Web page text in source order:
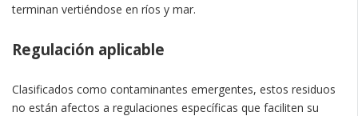
terminan vertiéndose en ríos y mar.
Regulación aplicable
Clasificados como contaminantes emergentes, estos residuos
no están afectos a regulaciones específicas que faciliten su